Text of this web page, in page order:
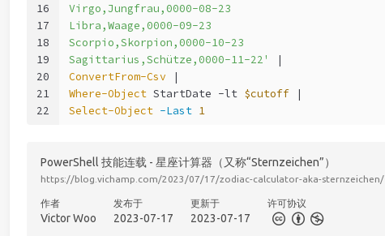
16
17
18
19
20
21
22
Virgo,Jungfrau,0000-08-23
Libra,Waage,0000-09-23
Scorpio,Skorpion,0000-10-23
Sagittarius,Schütze,0000-11-22'
|
ConvertFrom-Csv |
Where-Object StartDate -lt $cutoff |
Select-Object -Last 1
PowerShell 技能连载 - 星座计算器（又称“Sternzeichen”）
https://blog.vichamp.com/2023/07/17/zodiac-calculator-aka-sternzeichen/
作者
Victor Woo
发布于
2023-07-17
更新于
2023-07-17
许可协议